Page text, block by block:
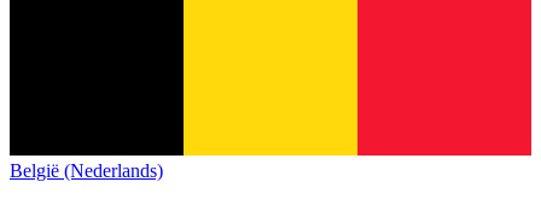
België (Nederlands)